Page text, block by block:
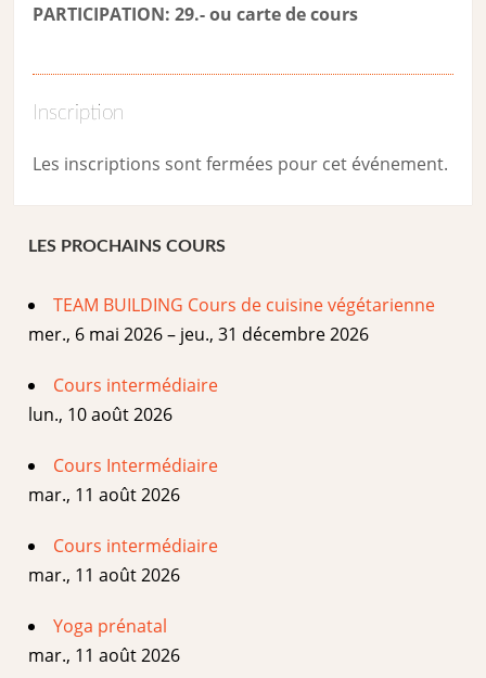
PARTICIPATION: 29.- ou carte de cours
Inscription
Les inscriptions sont fermées pour cet événement.
LES PROCHAINS COURS
TEAM BUILDING Cours de cuisine végétarienne
mer., 6 mai 2026 – jeu., 31 décembre 2026
Cours intermédiaire
lun., 10 août 2026
Cours Intermédiaire
mar., 11 août 2026
Cours intermédiaire
mar., 11 août 2026
Yoga prénatal
mar., 11 août 2026